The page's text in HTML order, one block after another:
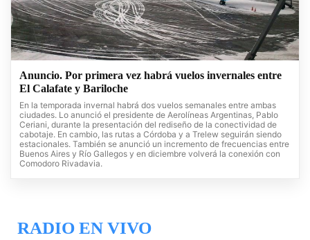
Anuncio. Por primera vez habrá vuelos invernales entre
El Calafate y Bariloche
En la temporada invernal habrá dos vuelos semanales entre ambas
ciudades. Lo anunció el presidente de Aerolíneas Argentinas, Pablo
Ceriani, durante la presentación del rediseño de la conectividad de
cabotaje. En cambio, las rutas a Córdoba y a Trelew seguirán siendo
estacionales. También se anunció un incremento de frecuencias entre
Buenos Aires y Río Gallegos y en diciembre volverá la conexión con
Comodoro Rivadavia.
RADIO EN VIVO